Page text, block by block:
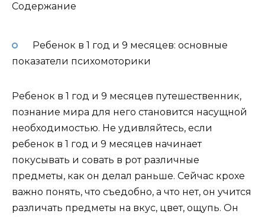
Содержание
Ребенок в 1 год и 9 месяцев: основные
показатели психомоторики
Ребенок в 1 год и 9 месяцев путешественник,
познание мира для него становится насущной
необходимостью. Не удивляйтесь, если
ребенок в 1 год и 9 месяцев начинает
покусывать и совать в рот различные
предметы, как он делал раньше. Сейчас крохе
важно понять, что съедобно, а что нет, он учится
различать предметы на вкус, цвет, ощупь. Он